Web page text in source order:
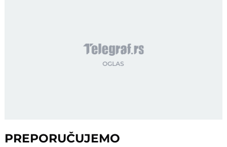
PREPORUČUJEMO